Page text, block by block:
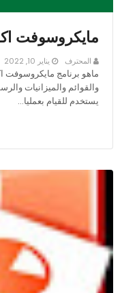
مايكروسوفت
المحترف يناير 10, 2022
ماهو برنامج مايكروسوفت
والقوائم والميزانيات
يستخدم للقيام بعمليا…